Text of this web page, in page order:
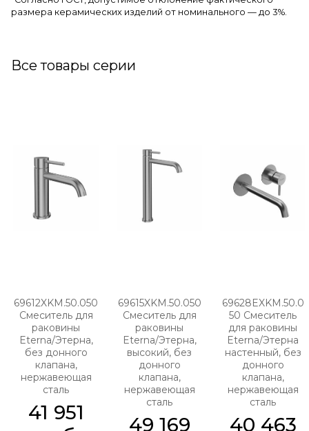
размера керамических изделий от номинального — до 3%.
Все товары серии
69612XKM.50.050
Смеситель для
раковины
Eterna/Этерна,
без донного
клапана,
нержавеющая
сталь
41 951
69615XKM.50.050
Смеситель для
раковины
Eterna/Этерна,
высокий, без
донного
клапана,
нержавеющая
сталь
49 169
69628EXKM.50.0
50 Смеситель
для раковины
Eterna/Этерна
настенный, без
донного
клапана,
нержавеющая
сталь
40 463